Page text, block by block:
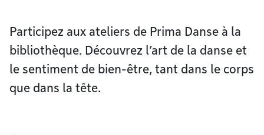
Participez aux ateliers de Prima Danse à la
bibliothèque. Découvrez l’art de la danse et
le sentiment de bien-être, tant dans le corps
que dans la tête.